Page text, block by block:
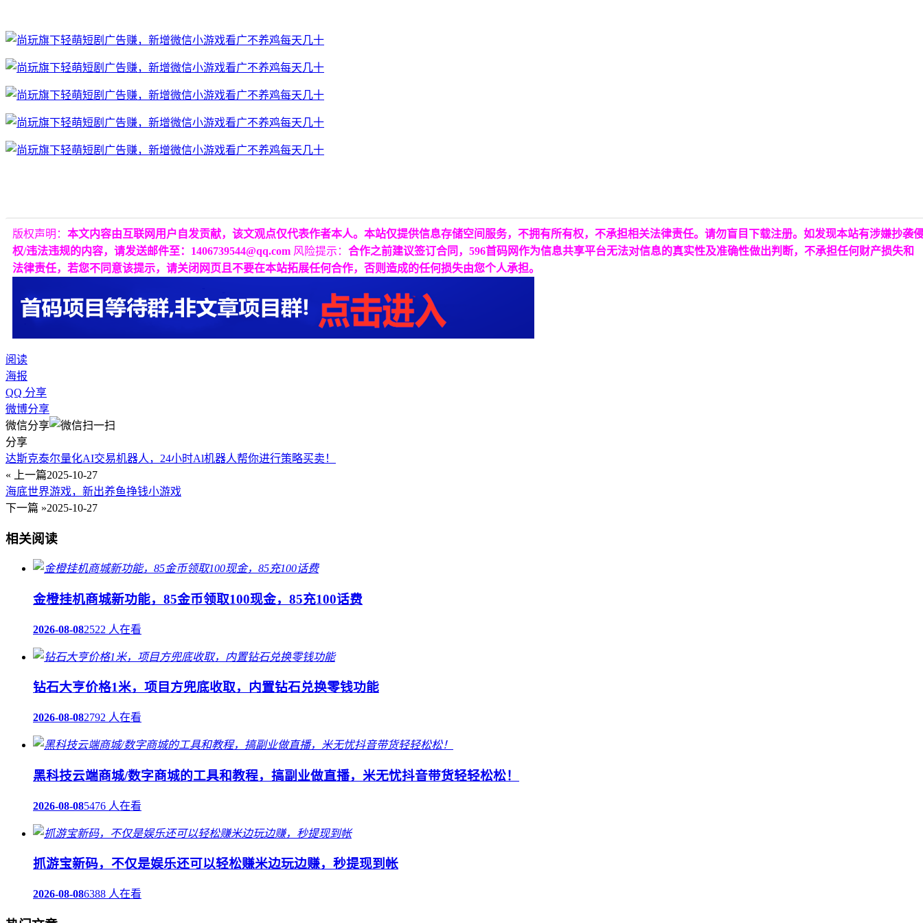
版权声明： 本文内容由互联网用户自发贡献，该文观点仅代表作者本人。本站仅提供信息存储空间服务，不拥有所有权，不承担相关法律责任。请勿盲目下载注册。如发现本站有涉嫌抄袭
权/违法违规的内容，请发送邮件至：1406739544@qq.com 风险提示： 合作之前建议签订合同，596首码网作为信息共享平台无法对信息的真实性及准确性做出判断，不承担任何财产损失和
法律责任，若您不同意该提示，请关闭网页且不要在本站拓展任何合作，否则造成的任何损失由您个人承担。
阅读
海报
QQ 分享
微博分享
微信分享
分享
达斯克泰尔量化AI交易机器人，24小时Al机器人帮你进行策略买卖！
« 上一篇2025-10-27
海底世界游戏，新出养鱼挣钱小游戏
下一篇 »2025-10-27
相关阅读
金橙挂机商城新功能，85金币领取100现金，85充100话费
2026-08-082522 人在看
钻石大亨价格1米，项目方兜底收取，内置钻石兑换零钱功能
2026-08-082792 人在看
黑科技云端商城/数字商城的工具和教程，搞副业做直播，米无忧抖音带货轻轻松松！
2026-08-085476 人在看
抓游宝新码，不仅是娱乐还可以轻松赚米边玩边赚，秒提现到帐
2026-08-086388 人在看